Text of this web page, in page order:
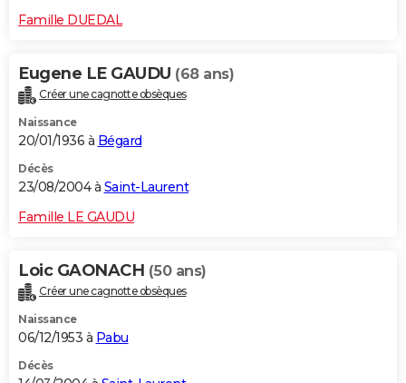
Famille DUEDAL
Eugene LE GAUDU (68 ans)
Créer une cagnotte obsèques
Naissance
20/01/1936 à Bégard
Décès
23/08/2004 à Saint-Laurent
Famille LE GAUDU
Loic GAONACH (50 ans)
Créer une cagnotte obsèques
Naissance
06/12/1953 à Pabu
Décès